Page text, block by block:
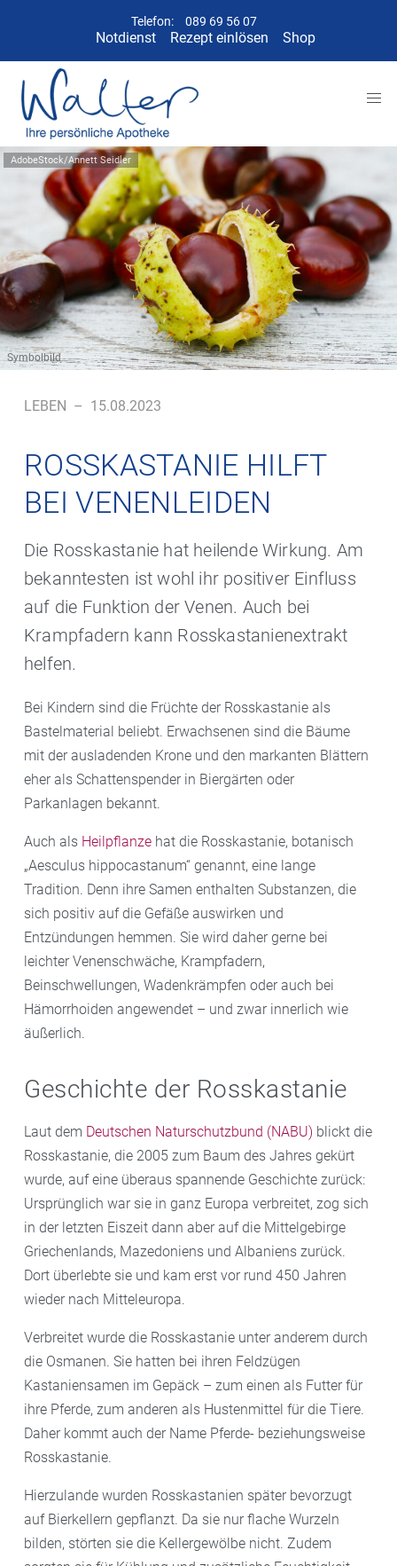
Telefon: 089 69 56 07
Notdienst Rezept einlösen Shop
AdobeStock/Annett Seidler
Symbolbild
LEBEN – 15.08.2023
ROSSKASTANIE HILFT
BEI VENENLEIDEN
Die Rosskastanie hat heilende Wirkung. Am
bekanntesten ist wohl ihr positiver Einfluss
auf die Funktion der Venen. Auch bei
Krampfadern kann Rosskastanienextrakt
helfen.
Bei Kindern sind die Früchte der Rosskastanie als
Bastelmaterial beliebt. Erwachsenen sind die Bäume
mit der ausladenden Krone und den markanten Blättern
eher als Schattenspender in Biergärten oder
Parkanlagen bekannt.
Auch als Heilpflanze hat die Rosskastanie, botanisch
„Aesculus hippocastanum“ genannt, eine lange
Tradition. Denn ihre Samen enthalten Substanzen, die
sich positiv auf die Gefäße auswirken und
Entzündungen hemmen. Sie wird daher gerne bei
leichter Venenschwäche, Krampfadern,
Beinschwellungen, Wadenkrämpfen oder auch bei
Hämorrhoiden angewendet – und zwar innerlich wie
äußerlich.
Geschichte der Rosskastanie
Laut dem Deutschen Naturschutzbund (NABU) blickt die
Rosskastanie, die 2005 zum Baum des Jahres gekürt
wurde, auf eine überaus spannende Geschichte zurück:
Ursprünglich war sie in ganz Europa verbreitet, zog sich
in der letzten Eiszeit dann aber auf die Mittelgebirge
Griechenlands, Mazedoniens und Albaniens zurück.
Dort überlebte sie und kam erst vor rund 450 Jahren
wieder nach Mitteleuropa.
Verbreitet wurde die Rosskastanie unter anderem durch
die Osmanen. Sie hatten bei ihren Feldzügen
Kastaniensamen im Gepäck – zum einen als Futter für
ihre Pferde, zum anderen als Hustenmittel für die Tiere.
Daher kommt auch der Name Pferde- beziehungsweise
Rosskastanie.
Hierzulande wurden Rosskastanien später bevorzugt
auf Bierkellern gepflanzt. Da sie nur flache Wurzeln
bilden, störten sie die Kellergewölbe nicht. Zudem